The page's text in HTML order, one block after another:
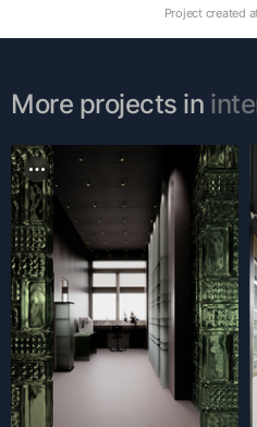
Project created
More projects in